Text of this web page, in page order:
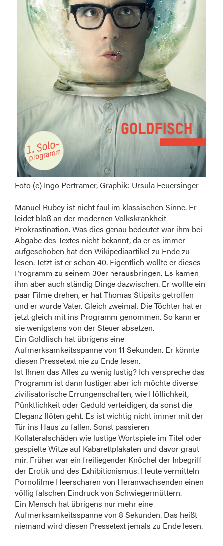
Foto (c) Ingo Pertramer, Graphik: Ursula Feuersinger
Manuel Rubey ist nicht faul im klassischen Sinne. Er
leidet bloß an der modernen Volkskrankheit
Prokrastination. Was dies genau bedeutet war ihm bei
Abgabe des Textes nicht bekannt, da er es immer
aufgeschoben hat den Wikipediaartikel zu Ende zu
lesen. Jetzt ist er schon 40. Eigentlich wollte er dieses
Programm zu seinem 30er herausbringen. Es kamen
ihm aber auch ständig Dinge dazwischen. Er wollte ein
paar Filme drehen, er hat Thomas Stipsits getroffen
und er wurde Vater. Gleich zweimal. Die Töchter hat er
jetzt gleich mit ins Programm genommen. So kann er
sie wenigstens von der Steuer absetzen.
Ein Goldfisch hat übrigens eine
Aufmerksamkeitsspanne von 11 Sekunden. Er könnte
diesen Pressetext nie zu Ende lesen.
Ist Ihnen das Alles zu wenig lustig? Ich verspreche das
Programm ist dann lustiger, aber ich möchte diverse
zivilisatorische Errungenschaften, wie Höflichkeit,
Pünktlichkeit oder Geduld verteidigen, da sonst die
Eleganz flöten geht. Es ist wichtig nicht immer mit der
Tür ins Haus zu fallen. Sonst passieren
Kollateralschäden wie lustige Wortspiele im Titel oder
gespielte Witze auf Kabarettplakaten und davor graut
mir. Früher war ein freiliegender Knöchel der Inbegriff
der Erotik und des Exhibitionismus. Heute vermitteln
Pornofilme Heerscharen von Heranwachsenden einen
völlig falschen Eindruck von Schwiegermüttern.
Ein Mensch hat übrigens nur mehr eine
Aufmerksamkeitsspanne von 8 Sekunden. Das heißt
niemand wird diesen Pressetext jemals zu Ende lesen.